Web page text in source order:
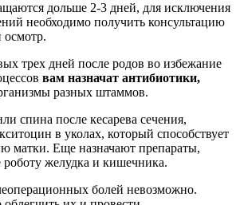
дольше 2-3 дней, для исключения
необходимо получить консультацию
осмотр.
трех дней после родов во избежание
вам назначат антибиотики,
разных штаммов.
спина после кесарева сечения,
в уколах, который способствует
матки. Еще назначают препараты,
желудка и кишечника.
болей невозможно.